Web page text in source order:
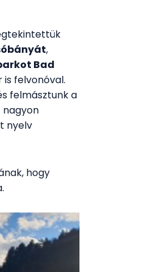
,
Bad
felvonóval.
felmásztunk a
nagyon
nyelv
hogy